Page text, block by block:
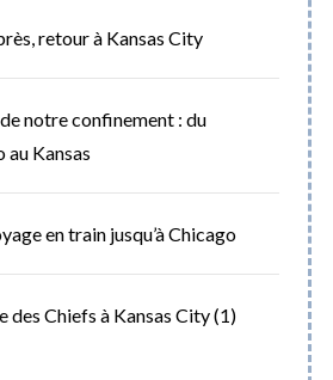
retour à Kansas City
notre confinement : du
au Kansas
en train jusqu’à Chicago
des Chiefs à Kansas City (1)